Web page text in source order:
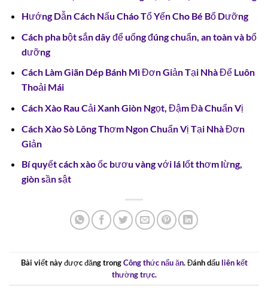
Hướng Dẫn Cách Nấu Cháo Tổ Yến Cho Bé Bổ Dưỡng
Cách pha bột sắn dây để uống đúng chuẩn, an toàn và bổ
dưỡng
Cách Làm Giãn Dép Bánh Mì Đơn Giản Tại Nhà Để Luôn
Thoải Mái
Cách Xào Rau Cải Xanh Giòn Ngọt, Đậm Đà Chuẩn Vị
Cách Xào Sò Lông Thơm Ngon Chuẩn Vị Tại Nhà Đơn
Giản
Bí quyết cách xào ốc bươu vàng với lá lốt thơm lừng,
giòn sần sật
Bài viết này được đăng trongCông thức nấu ăn. Đánh dấu liên kết
thường trực.